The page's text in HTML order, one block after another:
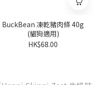
BuckBean 凍乾豬肉條 40g
(貓狗適用)
HK$68.00